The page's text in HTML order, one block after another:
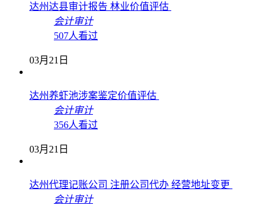
达州达县审计报告 林业价值评估
会计审计
507人看过
03月21日
达州养虾池涉案鉴定价值评估
会计审计
356人看过
03月21日
达州代理记账公司 注册公司代办 经营地址变更
会计审计